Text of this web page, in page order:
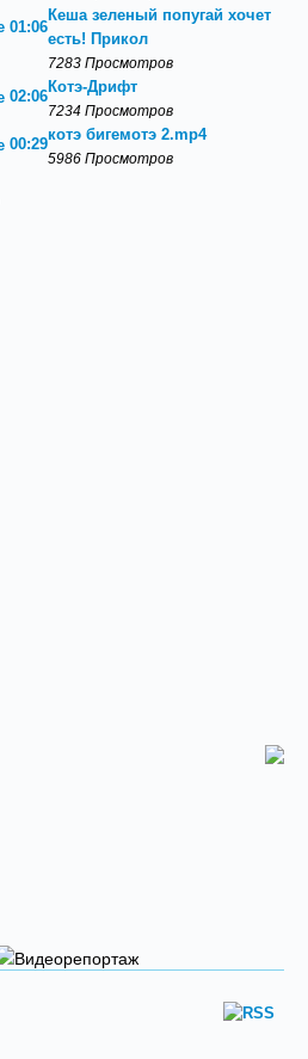
01:06
Кеша зеленый попугай хочет
есть! Прикол
7283 Просмотров
02:06
Котэ-Дрифт
7234 Просмотров
00:29
котэ бигемотэ 2.mp4
5986 Просмотров